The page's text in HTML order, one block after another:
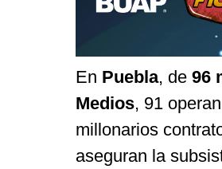
En Puebla, de 96
Medios, 91
millonarios
aseguran la